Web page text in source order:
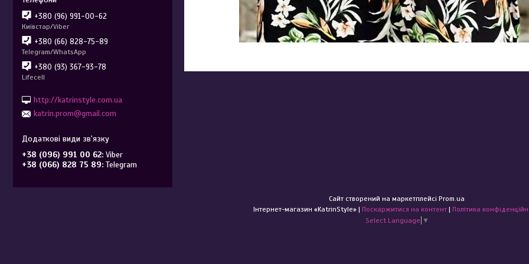
+380 (96) 991-00-62
Київстар/Viber
+380 (66) 828-75-89
Telegram/WhatsApp
+380 (93) 367-93-78
Lifecell
http://katrinstyle.com.ua
katrin.prom@gmail.com
+38 (096) 991 00 62 Viber
+38 (066) 828 75 89 Telegram
Сайт створений на маркетплейсі Prom.ua
Інтернет-магазин «KatrinStyle» | Поскаржитися на контент | Політика
Select Language ▼